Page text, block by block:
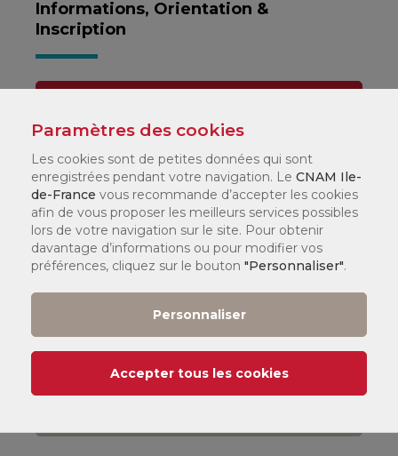
Informations, Orientation &
Inscription
Dans l'un de nos
centres
CNAM
Mode d'emploi
Foire aux questions
(FAQ)
Télécharger le PDF
Paramètres des cookies
Les cookies sont de petites données qui sont
enregistrées pendant votre navigation. Le CNAM Ile-
de-France vous recommande d’accepter les cookies
afin de vous proposer les meilleurs services possibles
lors de votre navigation sur le site. Pour obtenir
davantage d’informations ou pour modifier vos
préférences, cliquez sur le bouton "Personnaliser".
Personnaliser
Accepter tous les cookies